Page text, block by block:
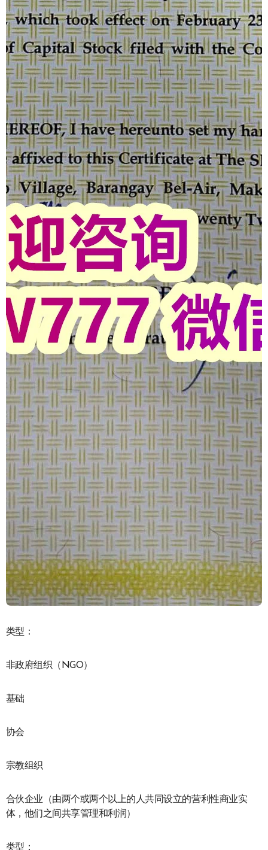
类型：
非政府组织（NGO）
基础
协会
宗教组织
合伙企业（由两个或两个以上的人共同设立的营利性商业实
体，他们之间共享管理和利润）
类型：